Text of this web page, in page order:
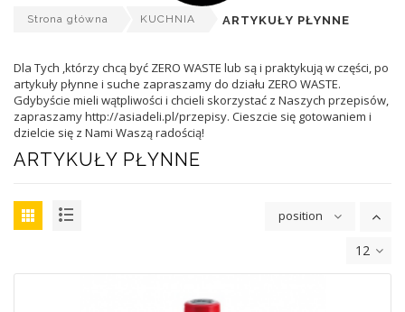
Strona główna KUCHNIA ARTYKUŁY PŁYNNE
Dla Tych ,którzy chcą być ZERO WASTE lub są i praktykują w części, po
artykuły płynne i suche zapraszamy do działu ZERO WASTE.
Gdybyście mieli wątpliwości i chcieli skorzystać z Naszych przepisów,
zapraszamy http://asiadeli.pl/przepisy. Cieszcie się gotowaniem i
dzielcie się z Nami Waszą radością!
ARTYKUŁY PŁYNNE
position
12